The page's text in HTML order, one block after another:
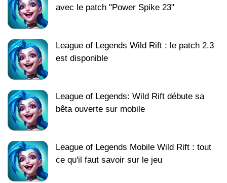
avec le patch "Power Spike 23"
League of Legends Wild Rift : le patch 2.3
est disponible
League of Legends: Wild Rift débute sa
bêta ouverte sur mobile
League of Legends Mobile Wild Rift : tout
ce qu'il faut savoir sur le jeu